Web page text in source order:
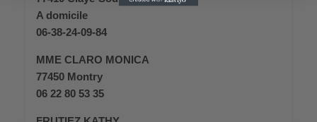
A domicile
06-38-24-09-84
MME CLARO MONICA
77450 Montry
06 22 80 53 35